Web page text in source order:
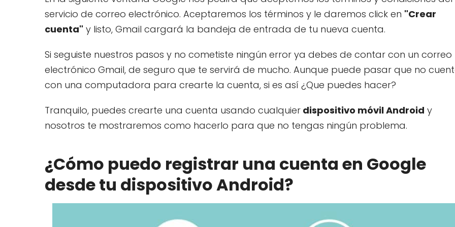
servicio de correo electrónico. Aceptaremos los términos y le daremos click en "Crear
cuenta" y listo, Gmail cargará la bandeja de entrada de tu nueva cuenta.
Si seguiste nuestros pasos y no cometiste ningún error ya debes de contar con un correo
electrónico Gmail, de seguro que te servirá de mucho. Aunque puede pasar que no
con una computadora para crearte la cuenta, si es así ¿Que puedes hacer?
Tranquilo, puedes crearte una cuenta usando cualquier dispositivo móvil Android y
nosotros te mostraremos como hacerlo para que no tengas ningún problema.
¿Cómo puedo registrar una cuenta en Google
desde tu dispositivo Android?